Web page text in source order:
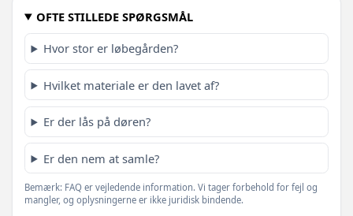
OFTE STILLEDE SPØRGSMÅL
Hvor stor er løbegården?
Hvilket materiale er den lavet af?
Er der lås på døren?
Er den nem at samle?
Bemærk: FAQ er vejledende information. Vi tager forbehold for fejl og
mangler, og oplysningerne er ikke juridisk bindende.